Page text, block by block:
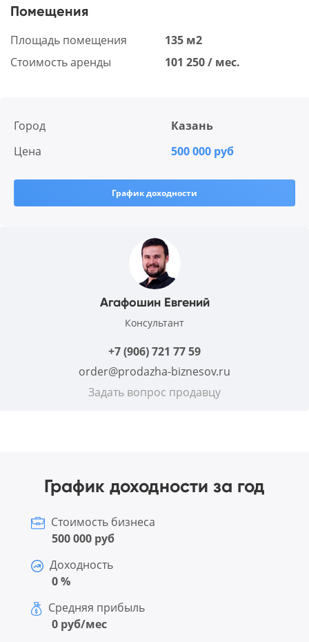
Помещения
Площадь помещения
135 м2
Стоимость аренды
101 250 / мес.
Город
Казань
Цена
500 000 руб
График доходности
Агафошин Евгений
Консультант
+7 (906) 721 77 59
order@prodazha-biznesov.ru
Задать вопрос продавцу
График доходности за год
Стоимость бизнеса
500 000 руб
Доходность
0 %
Средняя прибыль
0 руб/мес